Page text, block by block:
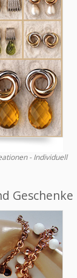
- Individuell
Geschenke